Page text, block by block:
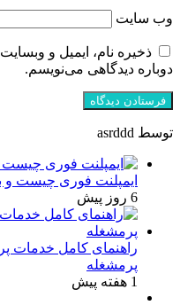
وب‌ سایت
ذخیره نام، ایمیل و
دوباره دیدگاهی می‌نویسم.
توسط asrddd
ایمپلنت فوری چیست
6 روز پیش
راهنمای کامل خدمات
پرمشغله
1 هفته پیش